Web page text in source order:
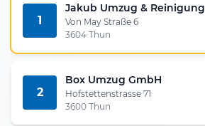
1
Jakub Umzug & Reinigung
Von May Straße 6
3604 Thun
2
Box Umzug GmbH
Hofstettenstrasse 71
3600 Thun